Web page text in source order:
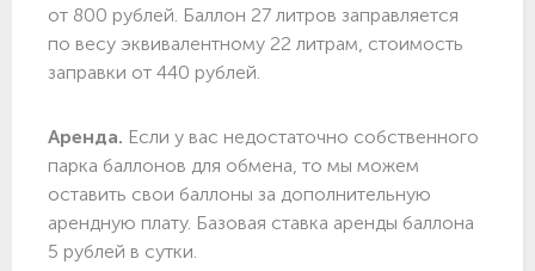
от 800 рублей. Баллон 27 литров заправляется
по весу эквивалентному 22 литрам, стоимость
заправки от 440 рублей.
Аренда. Если у вас недостаточно собственного
парка баллонов для обмена, то мы можем
оставить свои баллоны за дополнительную
арендную плату. Базовая ставка аренды баллона
5 рублей в сутки.